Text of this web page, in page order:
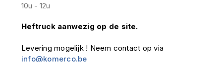
10u - 12u
Heftruck aanwezig op de site.
Levering mogelijk ! Neem contact op via
info@komerco.be